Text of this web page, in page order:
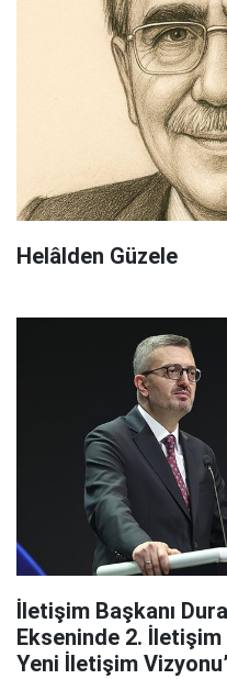
Helâlden Güzele
İletişim Başkanı
Ekseninde 2. İletişim
Yeni İletişim